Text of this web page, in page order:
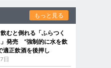
もっと見る
むと倒れる「ふらつく
」発売 “強制的に水を飲
適正飲酒を後押し
日